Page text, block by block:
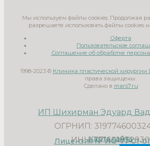
Мы используем файлы cookies. Продолжая
разрешаете использовать файлы cookies
Оферта
Пользовательское
Соглашение об обработке
1998-2023 © Клиника пластической хирургии
права защищены.
Сделано в mars7.ru
ИП Шихирман Эдуард
ОГРНИП:
ИНН: 771601832930
Лицензия № ЛО-77-01-
Карта сайта